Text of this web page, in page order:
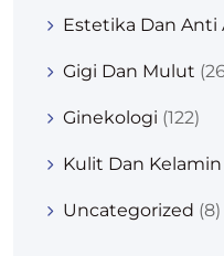
Estetika Dan Anti
Gigi Dan Mulut
Ginekologi (122)
Kulit Dan Kelamin
Uncategorized (8)